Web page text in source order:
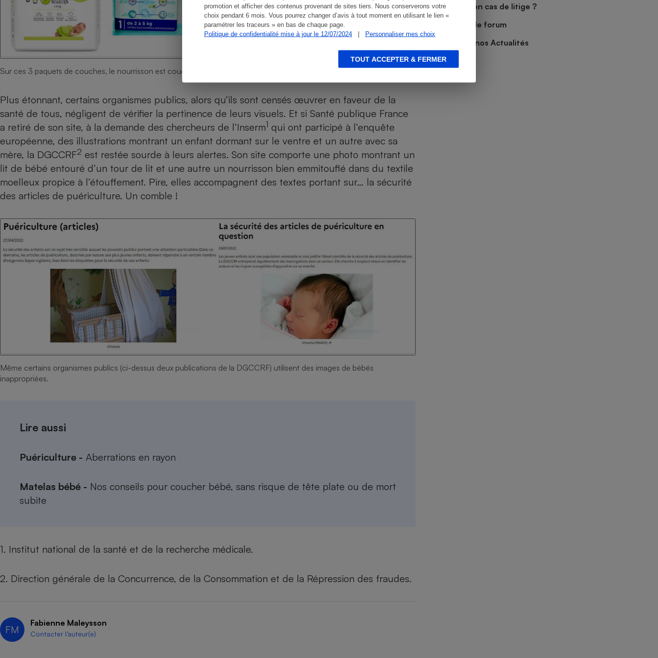
promotion et afficher des contenus provenant de sites tiers. Nous conserverons votre
choix pendant 6 mois. Vous pourrez changer d’avis à tout moment en utilisant le lien «
paramétrer les traceurs » en bas de chaque page.
Politique de confidentialité mise à jour le 12/07/2024
| Personnaliser mes choix
TOUT ACCEPTER & FERMER
Sur ces 3 paquets de couches, le nourrisson est couché sur le ventre.
Plus étonnant, certains organismes publics, alors qu’ils sont censés œuvrer en faveur de la
santé de tous, négligent de vérifier la pertinence de leurs visuels. Et si Santé publique France
a retiré de son site, à la demande des chercheurs de l’Inserm1 qui ont participé à l’enquête
européenne, des illustrations montrant un enfant dormant sur le ventre et un autre avec sa
mère, la DGCCRF2 est restée sourde à leurs alertes. Son site comporte une photo montrant un
lit de bébé entouré d’un tour de lit et une autre un nourrisson bien emmitouflé dans du textile
moelleux propice à l’étouffement. Pire, elles accompagnent des textes portant sur… la sécurité
des articles de puériculture. Un comble !
Même certains organismes publics (ci-dessus deux publications de la DGCCRF) utilisent des images de bébés
inappropriées.
Lire aussi
Puériculture - Aberrations en rayon
Matelas bébé - Nos conseils pour coucher bébé, sans risque de tête plate ou de mort
subite
1. Institut national de la santé et de la recherche médicale.
2. Direction générale de la Concurrence, de la Consommation et de la Répression des fraudes.
FM
Fabienne Maleysson
Contacter l’auteur(e)
Que faire en cas de litige ?
Découvrir le forum
Consulter nos Actualités